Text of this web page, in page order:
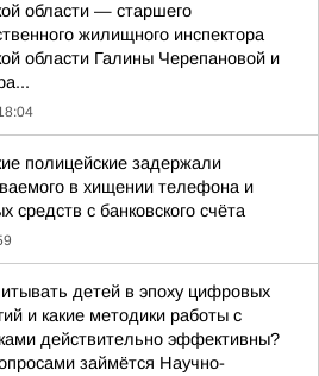
области — старшего
жилищного инспектора
области Галины Черепановой и
полицейские задержали
в хищении телефона и
средств с банковского счёта
детей в эпоху цифровых
и какие методики работы с
действительно эффективны?
займётся Научно-